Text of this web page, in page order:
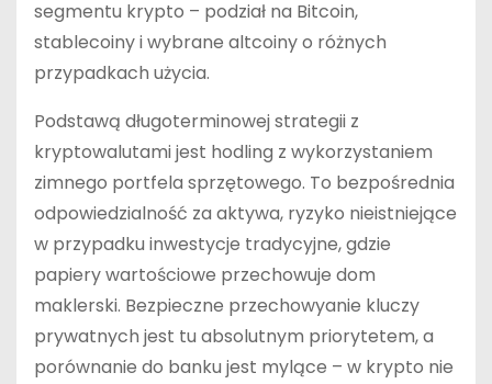
segmentu krypto – podział na Bitcoin,
stablecoiny i wybrane altcoiny o różnych
przypadkach użycia.
Podstawą długoterminowej strategii z
kryptowalutami jest hodling z wykorzystaniem
zimnego portfela sprzętowego. To bezpośrednia
odpowiedzialność za aktywa, ryzyko nieistniejące
w przypadku inwestycje tradycyjne, gdzie
papiery wartościowe przechowuje dom
maklerski. Bezpieczne przechowyanie kluczy
prywatnych jest tu absolutnym priorytetem, a
porównanie do banku jest mylące – w krypto nie